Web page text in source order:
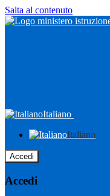
Salta al contenuto
Italiano
Italiano
Accedi
Accedi